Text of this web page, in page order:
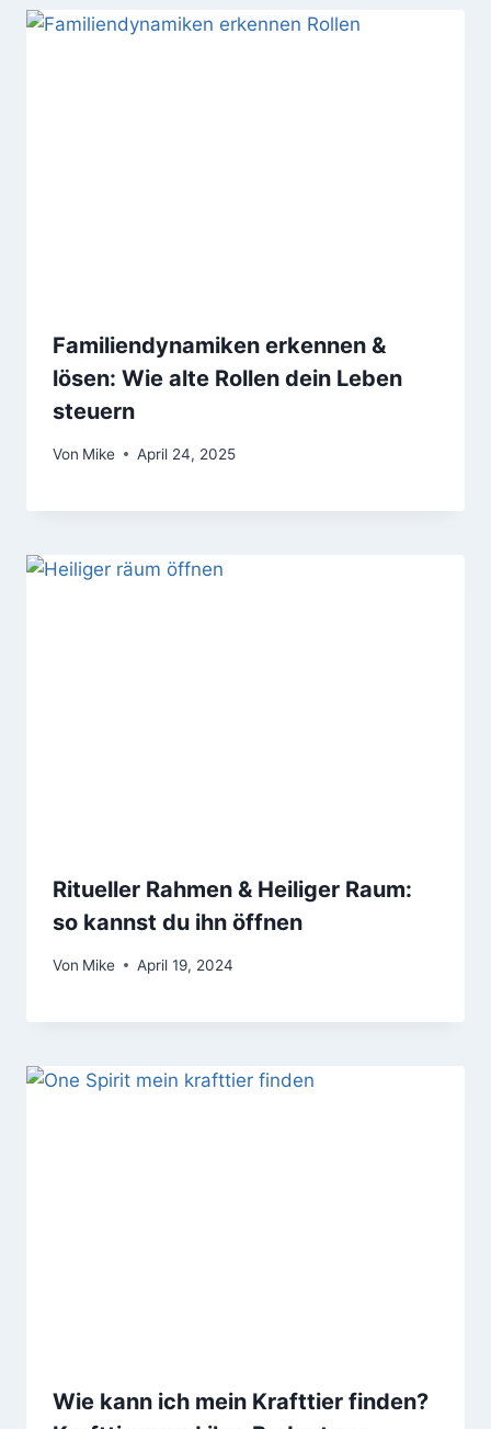
Familiendynamiken erkennen &
lösen: Wie alte Rollen dein Leben
steuern
Von Mike April 24, 2025
Ritueller Rahmen & Heiliger Raum:
so kannst du ihn öffnen
Von Mike April 19, 2024
Wie kann ich mein Krafttier finden?